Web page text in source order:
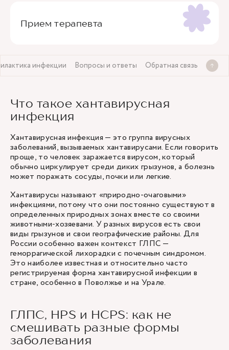
Прием терапевта
инфекции Вопросы и ответы Обратная связь
Что такое хантавирусная
инфекция
Хантавирусная инфекция — это группа вирусных
заболеваний, вызываемых хантавирусами. Если говорить
проще, то человек заражается вирусом, который
обычно циркулирует среди диких грызунов, а болезнь
может поражать сосуды, почки или легкие.
Хантавирусы называют «природно-очаговыми»
инфекциями, потому что они постоянно существуют в
определенных природных зонах вместе со своими
животными-хозяевами. У разных вирусов есть свои
виды грызунов и свои географические районы. Для
России особенно важен контекст ГЛПС —
геморрагической лихорадки с почечным синдромом.
Это наиболее известная и относительно часто
регистрируемая форма хантавирусной инфекции в
стране, особенно в Поволжье и на Урале.
ГЛПС, HPS и HCPS: как не
смешивать разные формы
заболевания